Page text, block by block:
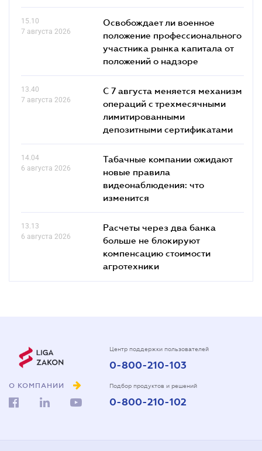
15.10
7 августа 2026
Освобождает ли военное
положение профессионального
участника рынка капитала от
положений о надзоре
13.40
7 августа 2026
С 7 августа меняется механизм
операций с трехмесячными
лимитированными
депозитными сертификатами
14.04
6 августа 2026
Табачные компании ожидают
новые правила
видеонаблюдения: что
изменится
13.13
6 августа 2026
Расчеты через два банка
больше не блокируют
компенсацию стоимости
агротехники
О КОМПАНИИ
Центр поддержки пользователей
0-800-210-103
Подбор продуктов и решений
0-800-210-102